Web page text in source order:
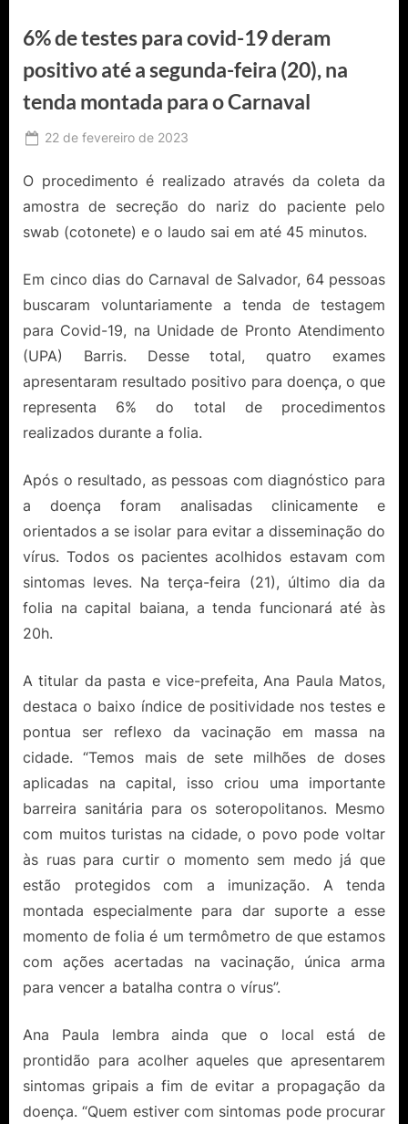
6% de testes para covid-19 deram
positivo até a segunda-feira (20), na
tenda montada para o Carnaval
Posted
22 de fevereiro de 2023
Catureba
O procedimento é realizado através da coleta da
amostra de secreção do nariz do paciente pelo
swab (cotonete) e o laudo sai em até 45 minutos.
Em cinco dias do Carnaval de Salvador, 64 pessoas
buscaram voluntariamente a tenda de testagem
para Covid-19, na Unidade de Pronto Atendimento
(UPA) Barris. Desse total, quatro exames
apresentaram resultado positivo para doença, o que
representa 6% do total de procedimentos
realizados durante a folia.
Após o resultado, as pessoas com diagnóstico para
a doença foram analisadas clinicamente e
orientados a se isolar para evitar a disseminação do
vírus. Todos os pacientes acolhidos estavam com
sintomas leves. Na terça-feira (21), último dia da
folia na capital baiana, a tenda funcionará até às
20h.
A titular da pasta e vice-prefeita, Ana Paula Matos,
destaca o baixo índice de positividade nos testes e
pontua ser reflexo da vacinação em massa na
cidade. “Temos mais de sete milhões de doses
aplicadas na capital, isso criou uma importante
barreira sanitária para os soteropolitanos. Mesmo
com muitos turistas na cidade, o povo pode voltar
às ruas para curtir o momento sem medo já que
estão protegidos com a imunização. A tenda
montada especialmente para dar suporte a esse
momento de folia é um termômetro de que estamos
com ações acertadas na vacinação, única arma
para vencer a batalha contra o vírus”.
Ana Paula lembra ainda que o local está de
prontidão para acolher aqueles que apresentarem
sintomas gripais a fim de evitar a propagação da
doença. “Quem estiver com sintomas pode procurar